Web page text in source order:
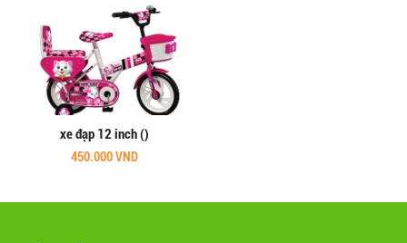
xe đạp 12 inch ()
450.000 VND